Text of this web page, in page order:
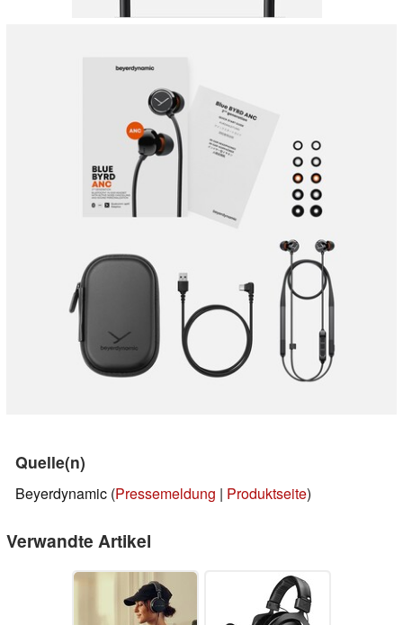
Quelle(n)
Beyerdynamic (Pressemeldung | Produktseite)
Verwandte Artikel